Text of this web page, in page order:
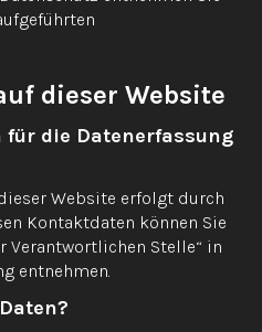
dieser Website
die Datenerfassung
Website erfolgt durch
Kontaktdaten können Sie
Verantwortlichen Stelle“ in
entnehmen.